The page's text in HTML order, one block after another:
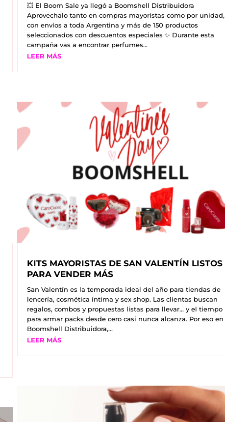
💥 El Boom Sale ya llegó a Boomshell Distribuidora
Aprovechalo tanto en compras mayoristas como por unidad,
con envíos a toda Argentina y más de 150 productos
seleccionados con descuentos especiales ✨ Durante esta
campaña vas a encontrar perfumes...
LEER MÁS
KITS MAYORISTAS DE SAN VALENTÍN LISTOS
PARA VENDER MÁS
San Valentín es la temporada ideal del año para tiendas de
lencería, cosmética íntima y sex shop. Las clientas buscan
regalos, combos y propuestas listas para llevar… y el tiempo
para armar packs desde cero casi nunca alcanza. Por eso en
Boomshell Distribuidora,...
LEER MÁS